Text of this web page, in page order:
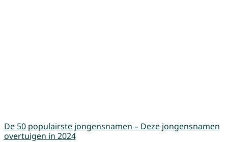
De 50 populairste jongensnamen – Deze jongensnamen
overtuigen in 2024